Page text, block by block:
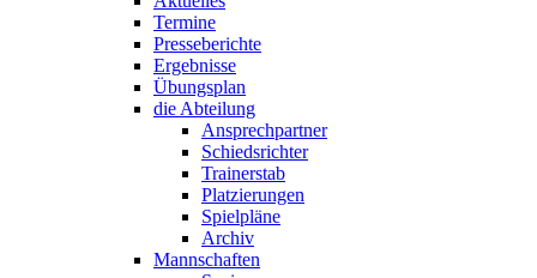
Termine
Presseberichte
Ergebnisse
Übungsplan
die Abteilung
Ansprechpartner
Schiedsrichter
Trainerstab
Platzierungen
Spielpläne
Archiv
Mannschaften